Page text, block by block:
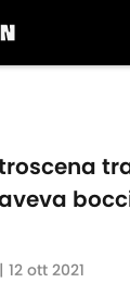
| 12 ott 2021